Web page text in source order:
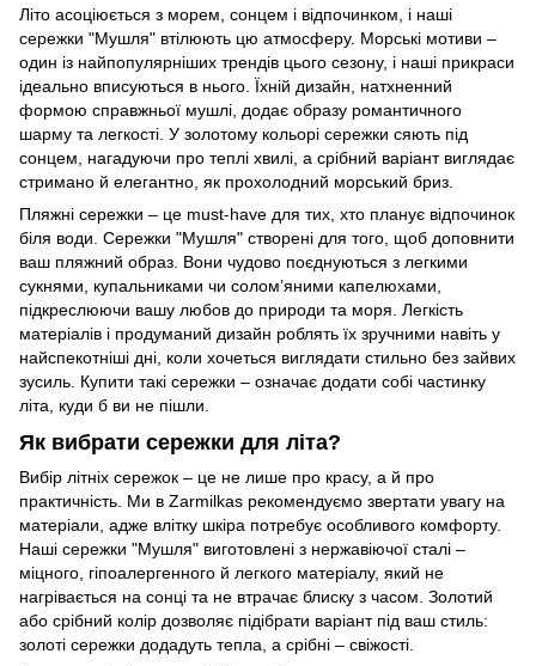
Літо асоціюється з морем, сонцем і відпочинком, і наші
сережки "Мушля" втілюють цю атмосферу. Морські мотиви –
один із найпопулярніших трендів цього сезону, і наші прикраси
ідеально вписуються в нього. Їхній дизайн, натхненний
формою справжньої мушлі, додає образу романтичного
шарму та легкості. У золотому кольорі сережки сяють під
сонцем, нагадуючи про теплі хвилі, а срібний варіант виглядає
стримано й елегантно, як прохолодний морський бриз.
Пляжні сережки – це must-have для тих, хто планує відпочинок
біля води. Сережки "Мушля" створені для того, щоб доповнити
ваш пляжний образ. Вони чудово поєднуються з легкими
сукнями, купальниками чи солом’яними капелюхами,
підкреслюючи вашу любов до природи та моря. Легкість
матеріалів і продуманий дизайн роблять їх зручними навіть у
найспекотніші дні, коли хочеться виглядати стильно без зайвих
зусиль. Купити такі сережки – означає додати собі частинку
літа, куди б ви не пішли.
Як вибрати сережки для літа?
Вибір літніх сережок – це не лише про красу, а й про
практичність. Ми в Zarmilkas рекомендуємо звертати увагу на
матеріали, адже влітку шкіра потребує особливого комфорту.
Наші сережки "Мушля" виготовлені з нержавіючої сталі –
міцного, гіпоалергенного й легкого матеріалу, який не
нагрівається на сонці та не втрачає блиску з часом. Золотий
або срібний колір дозволяє підібрати варіант під ваш стиль:
золоті сережки додадуть тепла, а срібні – свіжості.